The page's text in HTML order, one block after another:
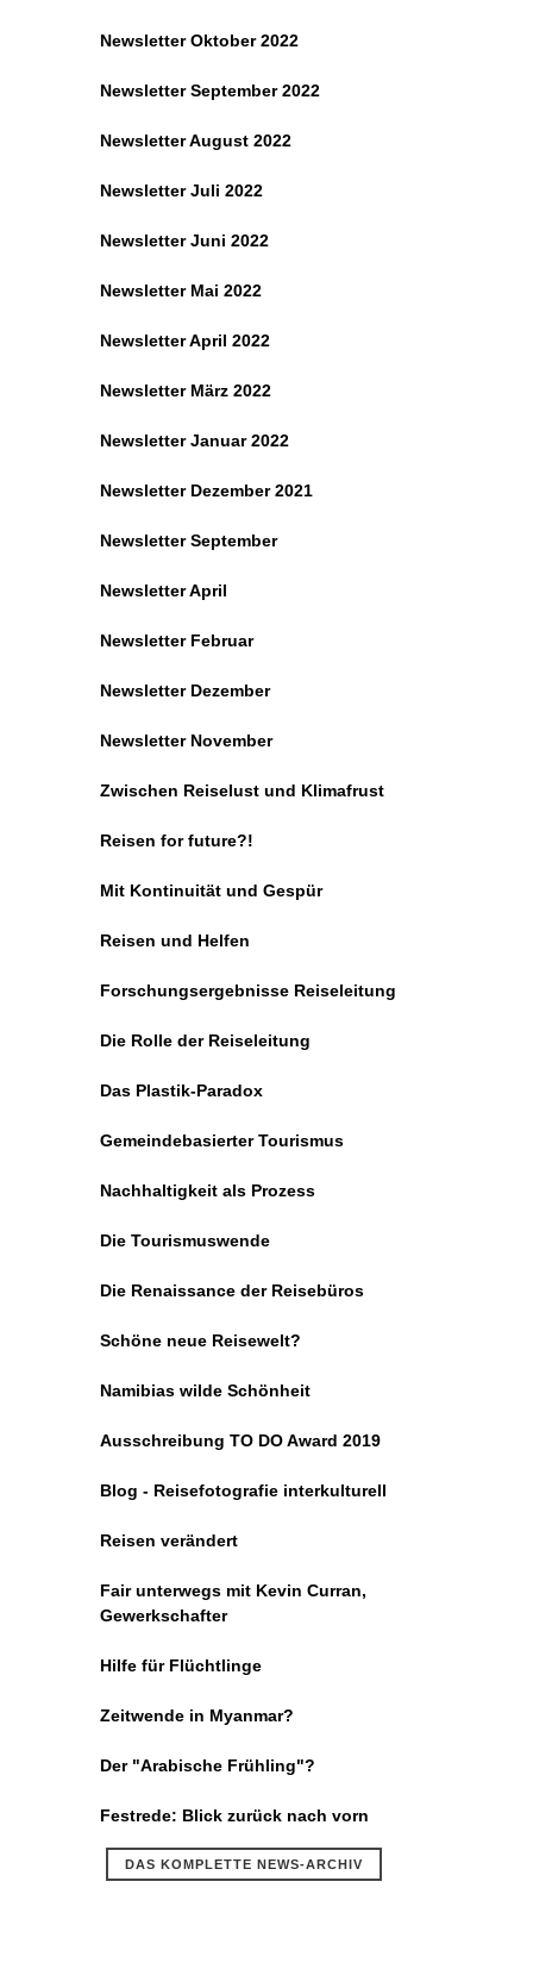
Newsletter Oktober 2022
Newsletter September 2022
Newsletter August 2022
Newsletter Juli 2022
Newsletter Juni 2022
Newsletter Mai 2022
Newsletter April 2022
Newsletter März 2022
Newsletter Januar 2022
Newsletter Dezember 2021
Newsletter September
Newsletter April
Newsletter Februar
Newsletter Dezember
Newsletter November
Zwischen Reiselust und Klimafrust
Reisen for future?!
Mit Kontinuität und Gespür
Reisen und Helfen
Forschungsergebnisse Reiseleitung
Die Rolle der Reiseleitung
Das Plastik-Paradox
Gemeindebasierter Tourismus
Nachhaltigkeit als Prozess
Die Tourismuswende
Die Renaissance der Reisebüros
Schöne neue Reisewelt?
Namibias wilde Schönheit
Ausschreibung TO DO Award 2019
Blog - Reisefotografie interkulturell
Reisen verändert
Fair unterwegs mit Kevin Curran,
Gewerkschafter
Hilfe für Flüchtlinge
Zeitwende in Myanmar?
Der "Arabische Frühling"?
Festrede: Blick zurück nach vorn
DAS KOMPLETTE NEWS-ARCHIV